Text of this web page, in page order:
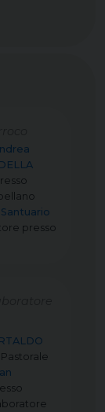
Santuario
presso